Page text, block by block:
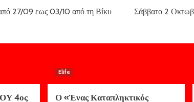
27/09 εως 03/10 από τη Βίκυ
Σάββατο 2
4ος
Elife
Ο «Ένας Καταπληκτικός